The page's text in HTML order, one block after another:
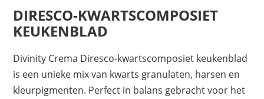
DIRESCO-KWARTSCOMPOSIET
KEUKENBLAD
Divinity Crema Diresco-kwartscomposiet keukenblad
is een unieke mix van kwarts granulaten, harsen en
kleurpigmenten. Perfect in balans gebracht voor het